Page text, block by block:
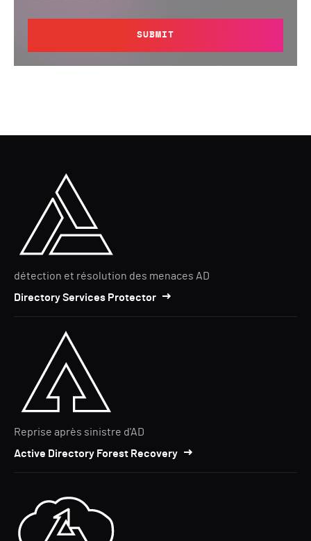
SUBMIT
détection et résolution des menaces AD
Directory Services Protector
Reprise après sinistre d'AD
Active Directory Forest Recovery